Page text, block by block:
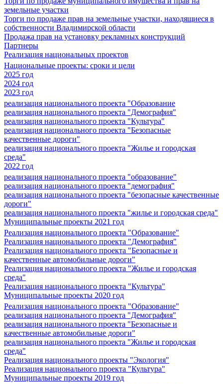
земельные участки
Торги по продаже прав на земельные участки, находящиеся в
собственности Владимирской области
Продажа прав на установку рекламных конструкций
Партнеры
Реализация национальных проектов
Национальные проекты: сроки и цели
2025 год
2024 год
2023 год
реализация национального проекта "Образование
реализация национального проекта "Демография"
реализация национального проекта "Культура"
реализация национального проекта "Безопасные
качественные дороги"
реализация национального проекта "Жилье и городская
среда"
2022 год
реализация национального проекта "образование"
реализация национального проекта "демография"
реализация национального проекта "безопасные качественные
дороги"
реализация национального проекта "жилье и городская среда"
Муниципальные проекты 2021 год
Реализация национального проекта "Образование"
Реализация национального проекта "Демография"
Реализация национального проекта "Безопасные и
качественные автомобильные дороги"
Реализация национального проекта "Жилье и городская
среда"
Реализация национального проекта "Культура"
Муниципальные проекты 2020 год
Реализация национального проекта "Образование"
реализация национального проекта "Демография"
реализация национального проекта "Безопасные и
качественные автомобильные дороги"
реализация национального проекта "Жилье и городская
среда"
Реализация национального проекты "Экология"
Реализация национального проекта "Культура"
Муниципальные проекты 2019 год